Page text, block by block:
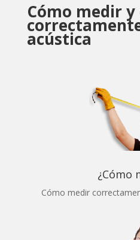
Cómo medir
acústica
¿Cómo
Cómo medir